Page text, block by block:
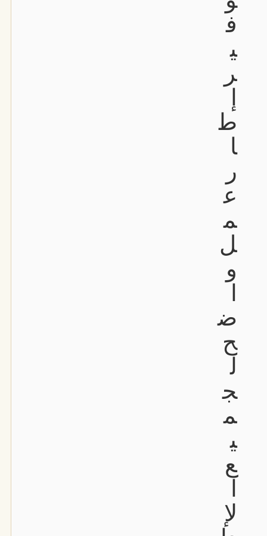
ف
ي
ر
إ
ط
ا
ر
ع
م
ل
و
ا
ض
ح
ل
ج
م
ي
ع
ا
لإ